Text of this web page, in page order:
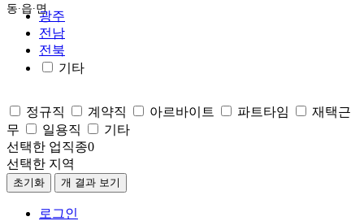
동∙읍∙면
광주
전남
전북
기타
정규직 계약직 아르바이트 파트타임
재택근
무
일용직
기타
선택한 업직종0
선택한 지역
초기화 개 결과 보기
로그인